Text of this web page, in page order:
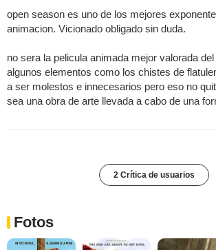
open season es uno de los mejores
animacion. Vicionado obligado sin duda.
no sera la pelicula animada mejor valorada
algunos elementos como los chistes de
a ser molestos e innecesarios pero eso no
sea una obra de arte llevada a cabo de una
2 Crítica de usuarios
Fotos